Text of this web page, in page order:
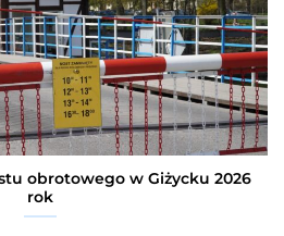
obrotowego w Giżycku 2026
rok